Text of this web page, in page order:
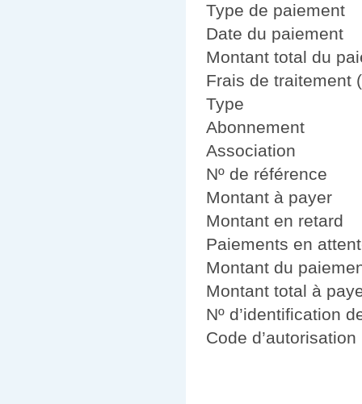
Type de paiement
Date du paiement
Montant total du
Frais de traitement
Type
Abonnement
Association
Nº de référence
Montant à payer
Montant en retard
Paiements en
Montant du
Montant total à
Nº d’identification
Code d’autorisation